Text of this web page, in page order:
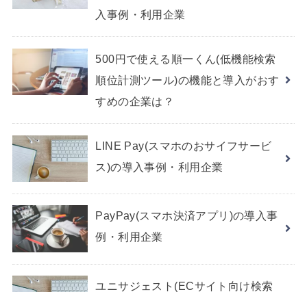
入事例・利用企業
500円で使える順一くん(低機能検索
順位計測ツール)の機能と導入がおす
すめの企業は？
LINE Pay(スマホのおサイフサービ
ス)の導入事例・利用企業
PayPay(スマホ決済アプリ)の導入事
例・利用企業
ユニサジェスト(ECサイト向け検索